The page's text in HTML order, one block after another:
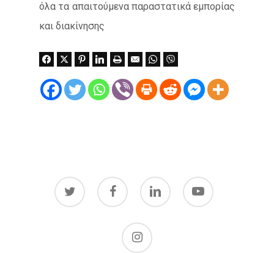
όλα τα απαιτούμενα παραστατικά εμπορίας
και διακίνησης
twitter facebook linkedin youtube
instagram